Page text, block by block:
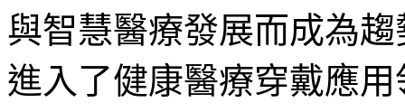
與智慧醫療發展而成為
進入了健康醫療穿戴應